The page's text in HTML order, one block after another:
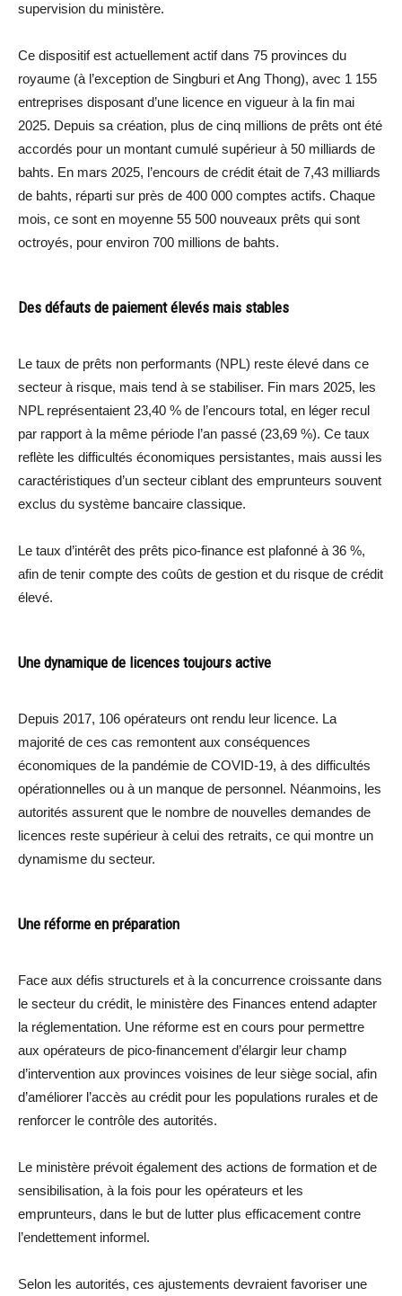
supervision du ministère.
Ce dispositif est actuellement actif dans 75 provinces du
royaume (à l’exception de Singburi et Ang Thong), avec 1 155
entreprises disposant d’une licence en vigueur à la fin mai
2025. Depuis sa création, plus de cinq millions de prêts ont été
accordés pour un montant cumulé supérieur à 50 milliards de
bahts. En mars 2025, l’encours de crédit était de 7,43 milliards
de bahts, réparti sur près de 400 000 comptes actifs. Chaque
mois, ce sont en moyenne 55 500 nouveaux prêts qui sont
octroyés, pour environ 700 millions de bahts.
Des défauts de paiement élevés mais stables
Le taux de prêts non performants (NPL) reste élevé dans ce
secteur à risque, mais tend à se stabiliser. Fin mars 2025, les
NPL représentaient 23,40 % de l’encours total, en léger recul
par rapport à la même période l’an passé (23,69 %). Ce taux
reflète les difficultés économiques persistantes, mais aussi les
caractéristiques d’un secteur ciblant des emprunteurs souvent
exclus du système bancaire classique.
Le taux d’intérêt des prêts pico-finance est plafonné à 36 %,
afin de tenir compte des coûts de gestion et du risque de crédit
élevé.
Une dynamique de licences toujours active
Depuis 2017, 106 opérateurs ont rendu leur licence. La
majorité de ces cas remontent aux conséquences
économiques de la pandémie de COVID-19, à des difficultés
opérationnelles ou à un manque de personnel. Néanmoins, les
autorités assurent que le nombre de nouvelles demandes de
licences reste supérieur à celui des retraits, ce qui montre un
dynamisme du secteur.
Une réforme en préparation
Face aux défis structurels et à la concurrence croissante dans
le secteur du crédit, le ministère des Finances entend adapter
la réglementation. Une réforme est en cours pour permettre
aux opérateurs de pico-financement d’élargir leur champ
d’intervention aux provinces voisines de leur siège social, afin
d’améliorer l’accès au crédit pour les populations rurales et de
renforcer le contrôle des autorités.
Le ministère prévoit également des actions de formation et de
sensibilisation, à la fois pour les opérateurs et les
emprunteurs, dans le but de lutter plus efficacement contre
l’endettement informel.
Selon les autorités, ces ajustements devraient favoriser une